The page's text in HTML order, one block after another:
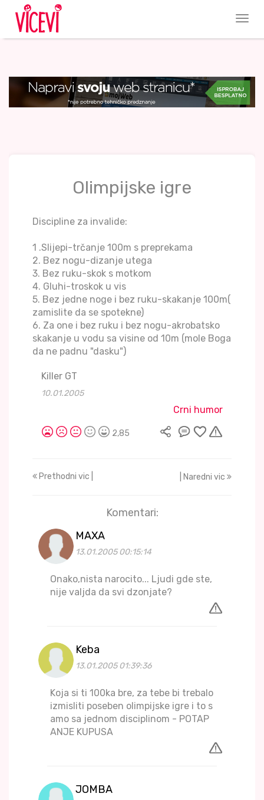
Olimpijske igre
Discipline za invalide:
1 .Slijepi-trčanje 100m s preprekama
2. Bez nogu-dizanje utega
3. Bez ruku-skok s motkom
4. Gluhi-troskok u vis
5. Bez jedne noge i bez ruku-skakanje 100m(
zamislite da se spotekne)
6. Za one i bez ruku i bez nogu-akrobatsko
skakanje u vodu sa visine od 10m (mole Boga
da ne padnu "dasku")
Killer GT
10.01.2005
Crni humor
2,85
Prethodni vic | | Naredni vic
Komentari:
MAXA
13.01.2005 00:15:14
Onako,nista narocito... Ljudi gde ste,
nije valjda da svi dzonjate?
Keba
13.01.2005 01:39:36
Koja si ti 100ka bre, za tebe bi trebalo
izmisliti poseben olimpijske igre i to s
amo sa jednom disciplinom - POTAP
ANJE KUPUSA
JOMBA